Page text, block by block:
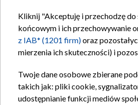
Kliknij "Akceptuję i przechodzę do
końcowym i ich przechowywanie
z IAB* (1201 firm)oraz
mierzenia ich skuteczności) i
Twoje dane osobowe zbierane
takich jak: pliki cookie,
udostępnianie funkcji mediów